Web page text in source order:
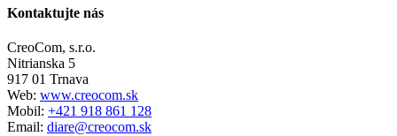
Kontaktujte nás
CreoCom, s.r.o.
Nitrianska 5
917 01 Trnava
Web: www.creocom.sk
Mobil: +421 918 861 128
Email: diare@creocom.sk